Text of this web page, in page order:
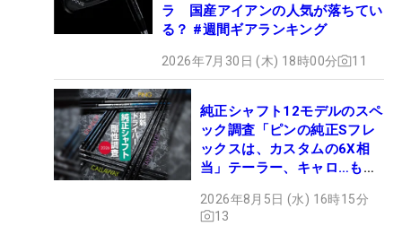
ラ 国産アイアンの人気が落ちてい
る？ #週間ギアランキング
2026年7月30日 (木) 18時00分 11
純正シャフト12モデルのスペ
ック調査「ピンの純正Sフレ
ックスは、カスタムの6X相
当」テーラー、キャロ…もチ
2026年8月5日 (水) 16時15分
13